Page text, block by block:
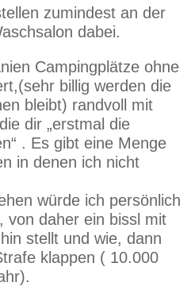
zumindest an der
dabei.
Campingplätze ohne
billig werden die
bleibt) randvoll mit
dir „erstmal die
. Es gibt eine Menge
in denen ich nicht
würde ich persönlich
von daher ein bissl mit
stellt und wie, dann
klappen ( 10.000